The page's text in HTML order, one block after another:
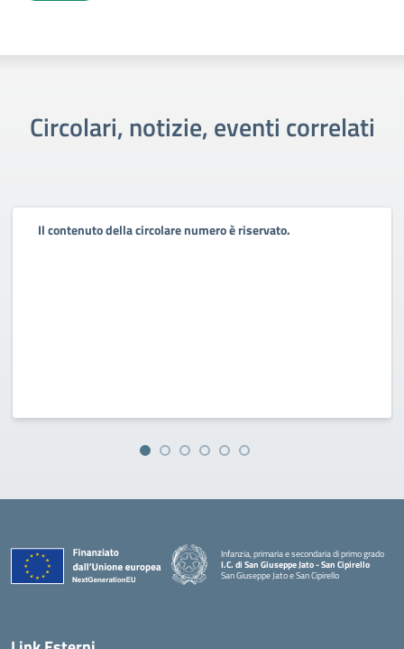
Circolari, notizie, eventi correlati
Il contenuto della circolare numero è riservato.
Infanzia, primaria e secondaria di primo grado
I.C. di San Giuseppe Jato - San Cipirello
San Giuseppe Jato e San Cipirello